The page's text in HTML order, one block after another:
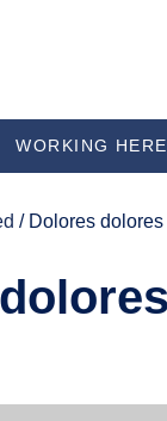
WORKING HERE
/ Dolores